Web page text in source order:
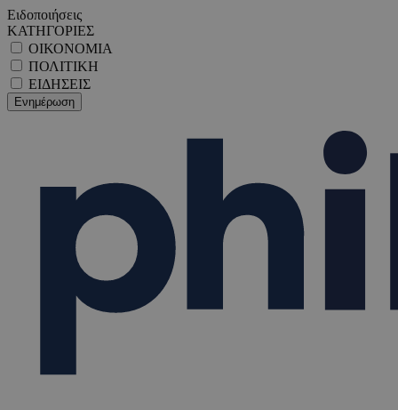
Ειδοποιήσεις
ΚΑΤΗΓΟΡΙΕΣ
ΟΙΚΟΝΟΜΙΑ
ΠΟΛΙΤΙΚΗ
ΕΙΔΗΣΕΙΣ